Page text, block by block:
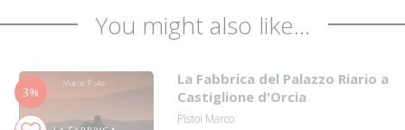
You might also like...
3%
La Fabbrica del Palazzo Riario a
Castiglione d'Orcia
Pistoi Marco